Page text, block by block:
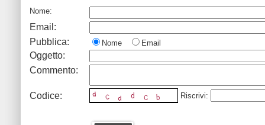
Nome:
Email:
Pubblica:
Nome Email
Oggetto:
Commento:
Codice: Riscrivi: